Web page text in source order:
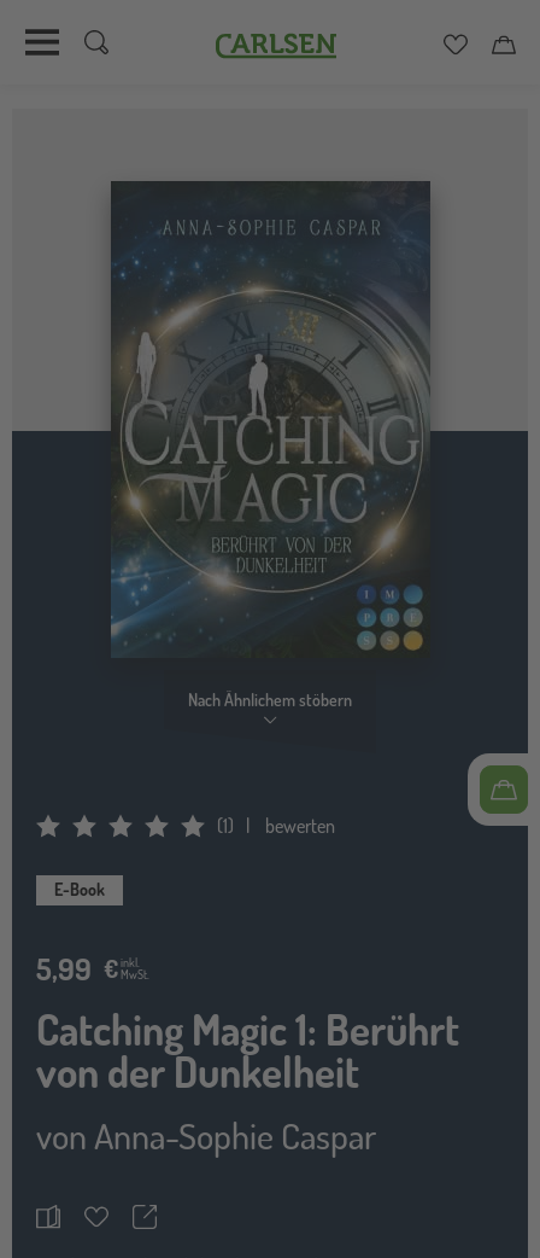
Carlsen
Nach Ähnlichem stöbern
Average Rating: 5 (1) bewerten
E-Book
5,99 €inkl.
MwSt.
Catching Magic 1: Berührt
von der Dunkelheit
vonAnna-Sophie Caspar
MerkzettelTeilen